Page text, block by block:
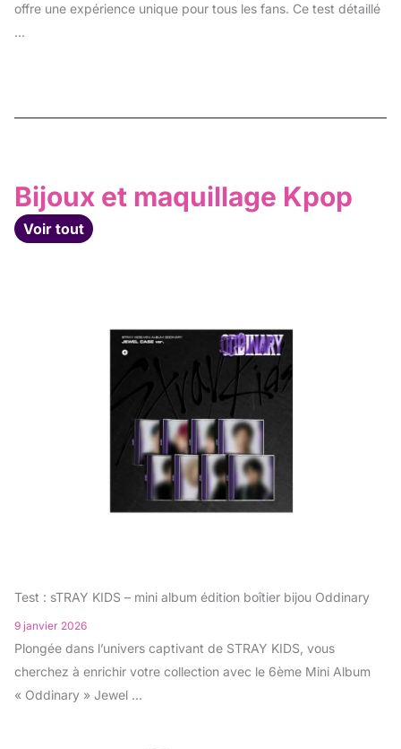
offre une expérience unique pour tous les fans. Ce test détaillé
...
Bijoux et maquillage Kpop
Voir tout
Test : sTRAY KIDS – mini album édition boîtier bijou Oddinary
9 janvier 2026
Plongée dans l’univers captivant de STRAY KIDS, vous
cherchez à enrichir votre collection avec le 6ème Mini Album
« Oddinary » Jewel …